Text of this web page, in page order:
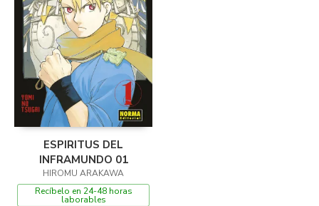
ESPIRITUS DEL
INFRAMUNDO 01
HIROMU ARAKAWA
Recíbelo en 24-48 horas
laborables